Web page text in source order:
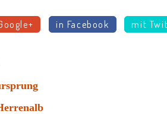
in Facebook mit